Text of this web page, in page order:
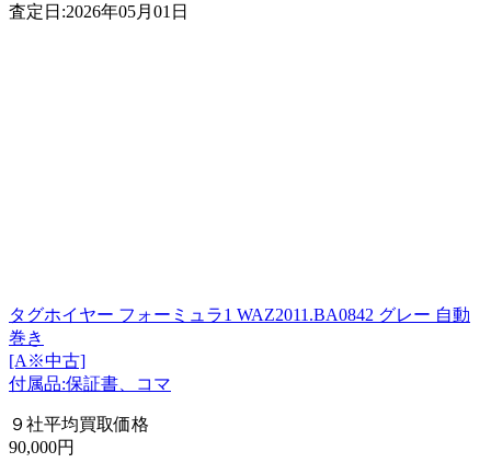
査定日:2026年05月01日
タグホイヤー フォーミュラ1 WAZ2011.BA0842 グレー 自動
巻き
[A※中古]
付属品:保証書、コマ
９社平均買取価格
90,000円